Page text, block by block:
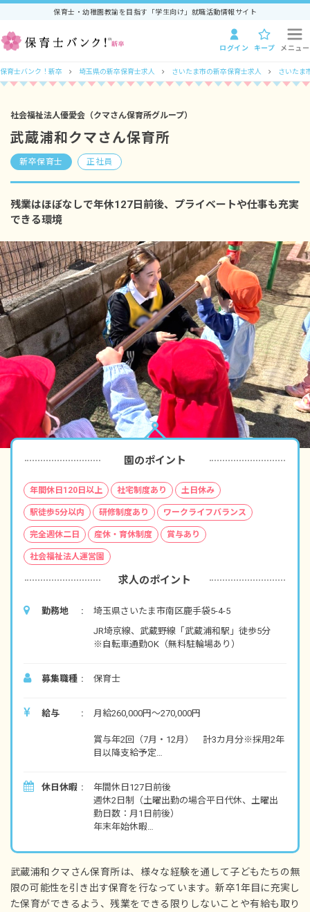
保育士・幼稚園教諭を目指す「学生向け」就職活動情報サイト
ログイン キープ メニュー
保育士バンク！新卒 埼玉県の新卒保育士求人 さいたま市の新卒保育士求人 さいたま
社会福祉法人優愛会（クマさん保育所グループ）
武蔵浦和クマさん保育所
新卒保育士 正社員
残業はほぼなしで年休127日前後、プライベートや仕事も充実
できる環境
園のポイント
年間休日120日以上 社宅制度あり 土日休み
駅徒歩5分以内 研修制度あり ワークライフバランス
完全週休二日 産休・育休制度 賞与あり
社会福祉法人運営園
求人のポイント
勤務地
埼玉県さいたま市南区鹿手袋5-4-5
JR埼京線、武蔵野線「武蔵浦和駅」徒歩5分
※自転車通勤OK（無料駐輪場あり）
募集職種 保育士
給与 月給260,000円～270,000円
賞与年2回（7月・12月） 計3カ月分※採用2年
目以降支給予定
時間外手当
※試用期間6カ月（条件変更なし）
休日休暇
年間休日127日前後
週休2日制（土曜出勤の場合平日代休、土曜出
勤日数：月1日前後）
年末年始休暇
に7月～9月の間に付与）
産前産後・育児休暇（取得実績あり）
介護休暇
子の看護休暇
看護休暇
武蔵浦和クマさん保育所は、様々な経験を通して子どもたちの無
限の可能性を引き出す保育を行なっています。新卒1年目に充実し
た保育ができるよう、残業をできる限りしないことや有給も取り